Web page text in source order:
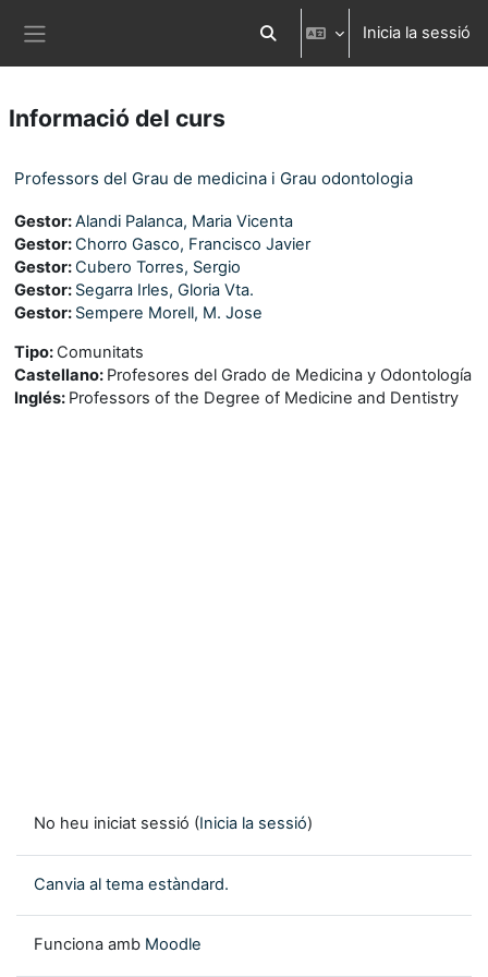
Commuta l'entrada de la cerca
Inicia la sessió
Informació del curs
Professors del Grau de medicina i Grau odontologia
Gestor:Alandi Palanca, Maria Vicenta
Gestor:Chorro Gasco, Francisco Javier
Gestor:Cubero Torres, Sergio
Gestor: Segarra Irles, Gloria Vta.
Gestor: Sempere Morell, M. Jose
Tipo: Comunitats
Castellano: Profesores del Grado de Medicina y Odontología
Inglés: Professors of the Degree of Medicine and Dentistry
No heu iniciat sessió (Inicia la sessió)
Canvia al tema estàndard.
Funciona amb Moodle